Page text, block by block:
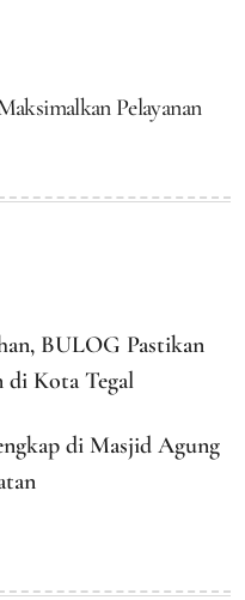
Pelayanan
BULOG Pastikan
di Kota Tegal
di Masjid Agung